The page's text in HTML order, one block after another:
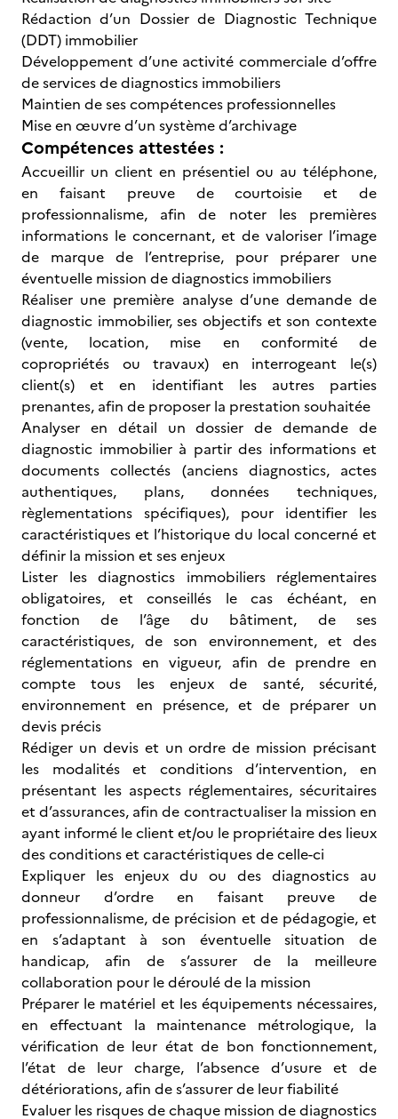
Rédaction d’un Dossier de Diagnostic Technique
(DDT) immobilier
Développement d’une activité commerciale d’offre
de services de diagnostics immobiliers
Maintien de ses compétences professionnelles
Mise en œuvre d’un système d’archivage
Compétences attestées :
Accueillir un client en présentiel ou au téléphone,
en faisant preuve de courtoisie et de
professionnalisme, afin de noter les premières
informations le concernant, et de valoriser l’image
de marque de l’entreprise, pour préparer une
éventuelle mission de diagnostics immobiliers
Réaliser une première analyse d’une demande de
diagnostic immobilier, ses objectifs et son contexte
(vente, location, mise en conformité de
copropriétés ou travaux) en interrogeant le(s)
client(s) et en identifiant les autres parties
prenantes, afin de proposer la prestation souhaitée
Analyser en détail un dossier de demande de
diagnostic immobilier à partir des informations et
documents collectés (anciens diagnostics, actes
authentiques, plans, données techniques,
règlementations spécifiques), pour identifier les
caractéristiques et l’historique du local concerné et
définir la mission et ses enjeux
Lister les diagnostics immobiliers réglementaires
obligatoires, et conseillés le cas échéant, en
fonction de l’âge du bâtiment, de ses
caractéristiques, de son environnement, et des
réglementations en vigueur, afin de prendre en
compte tous les enjeux de santé, sécurité,
environnement en présence, et de préparer un
devis précis
Rédiger un devis et un ordre de mission précisant
les modalités et conditions d’intervention, en
présentant les aspects réglementaires, sécuritaires
et d’assurances, afin de contractualiser la mission en
ayant informé le client et/ou le propriétaire des lieux
des conditions et caractéristiques de celle-ci
Expliquer les enjeux du ou des diagnostics au
donneur d’ordre en faisant preuve de
professionnalisme, de précision et de pédagogie, et
en s’adaptant à son éventuelle situation de
handicap, afin de s’assurer de la meilleure
collaboration pour le déroulé de la mission
Préparer le matériel et les équipements nécessaires,
en effectuant la maintenance métrologique, la
vérification de leur état de bon fonctionnement,
l’état de leur charge, l’absence d’usure et de
détériorations, afin de s’assurer de leur fiabilité
Evaluer les risques de chaque mission de diagnostics